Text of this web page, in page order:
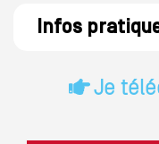
Infos
Je